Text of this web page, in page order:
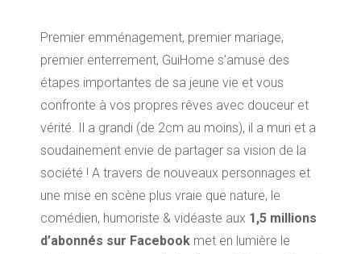
Premier emménagement, premier mariage,
premier enterrement, GuiHome s’amuse des
étapes importantes de sa jeune vie et vous
confronte à vos propres rêves avec douceur et
vérité. Il a grandi (de 2cm au moins), il a muri et a
soudainement envie de partager sa vision de la
société ! A travers de nouveaux personnages et
une mise en scène plus vraie que nature, le
comédien, humoriste & vidéaste aux 1,5 millions
d’abonnés sur Facebook met en lumière le